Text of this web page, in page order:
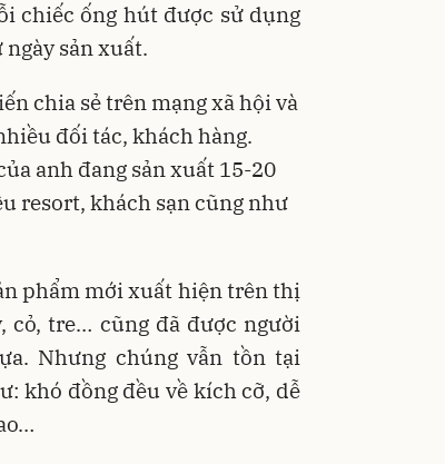
chiếc ống hút được sử dụng
sản xuất.
chia sẻ trên mạng xã hội và
đối tác, khách hàng.
anh đang sản xuất 15-20
resort, khách sạn cũng như
phẩm mới xuất hiện trên thị
cỏ, tre… cũng đã được người
Nhưng chúng vẫn tồn tại
khó đồng đều về kích cỡ, dễ